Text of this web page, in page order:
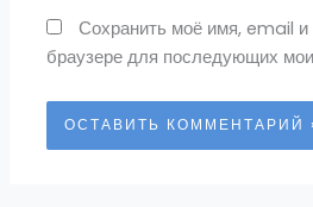
Сохранить моё имя, email и
браузере для последующих